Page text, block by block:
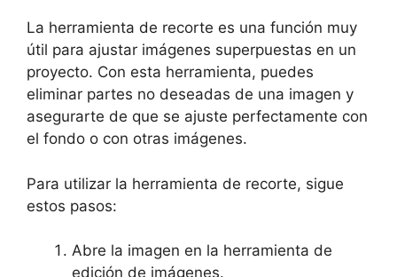
La herramienta de recorte es una función muy
útil para ajustar imágenes superpuestas en un
proyecto. Con esta herramienta, puedes
eliminar partes no deseadas de una imagen y
asegurarte de que se ajuste perfectamente con
el fondo o con otras imágenes.
Para utilizar la herramienta de recorte, sigue
estos pasos:
Abre la imagen en la herramienta de
edición de imágenes.